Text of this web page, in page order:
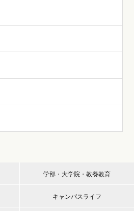
学部・大学院・教養教育
キャンパスライフ